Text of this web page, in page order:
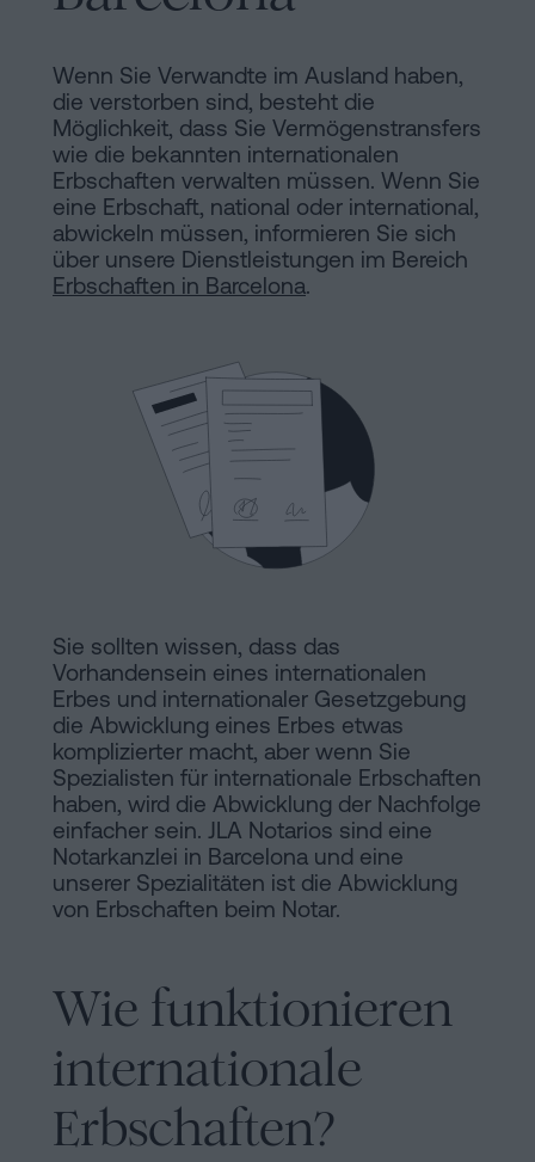
Installationen
Online-
Notariat
Blog
Kontaktieren
Richtlinie
Manifest
Rechtliche
und
notarielle
Links
Interesse
Redaktioneller
Inhaltsprozess
Personalizar
eingetragenen
Lebenspartnerschaft
in
Barcelona
Online-
Notariat
Gesellschaftsrecht
Erbschaft
man
eine
Hypothek
ohne
Wohnbescheinigung
unterschreiben?
Kontaktieren
Wenn Sie Verwandte im Ausland haben,
die verstorben sind, besteht die
Möglichkeit, dass Sie Vermögenstransfers
wie die bekannten internationalen
Erbschaften verwalten müssen. Wenn Sie
eine Erbschaft, national oder international,
abwickeln müssen, informieren Sie sich
über unsere Dienstleistungen im Bereich
Erbschaften in Barcelona.
Sie sollten wissen, dass das
Vorhandensein eines internationalen
Erbes und internationaler Gesetzgebung
die Abwicklung eines Erbes etwas
komplizierter macht, aber wenn Sie
Spezialisten für internationale Erbschaften
haben, wird die Abwicklung der Nachfolge
einfacher sein. JLA Notarios sind eine
Notarkanzlei in Barcelona und eine
unserer Spezialitäten ist die Abwicklung
von Erbschaften beim Notar.
Wie funktionieren
internationale
Erbschaften?